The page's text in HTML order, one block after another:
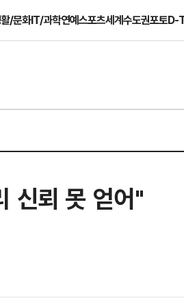
/문화IT/과학연예스포츠세계수도권포토D-
신뢰 못 얻어"